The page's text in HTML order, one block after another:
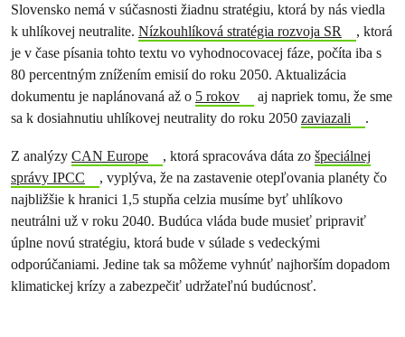
Slovensko nemá v súčasnosti žiadnu stratégiu, ktorá by nás viedla
k uhlíkovej neutralite. Nízkouhlíková stratégia rozvoja SR
, ktorá
je v čase písania tohto textu vo vyhodnocovacej fáze, počíta iba s
80 percentným znížením emisií do roku 2050. Aktualizácia
dokumentu je naplánovaná až o 5 rokov
aj napriek tomu, že sme
sa k dosiahnutiu uhlíkovej neutrality do roku 2050 zaviazali .
Z analýzy CAN Europe , ktorá spracováva dáta zo špeciálnej
správy IPCC
, vyplýva, že na zastavenie otepľovania planéty čo
najbližšie k hranici 1,5 stupňa celzia musíme byť uhlíkovo
neutrálni už v roku 2040. Budúca vláda bude musieť pripraviť
úplne novú stratégiu, ktorá bude v súlade s vedeckými
odporúčaniami. Jedine tak sa môžeme vyhnúť najhorším dopadom
klimatickej krízy a zabezpečiť udržateľnú budúcnosť.